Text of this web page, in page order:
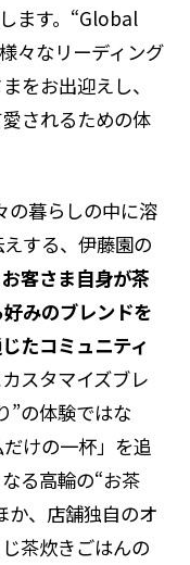
ます。“Global
々なリーディング
をお出迎えし、
されるための体
の暮らしの中に溶
する、伊藤園の
お客さま自身が茶
みのブレンドを
たコミュニティ
スタマイズブレ
”の体験ではな
けの一杯」を追
る高輪の“お茶
か、店舗独自のオ
茶炊きごはんの